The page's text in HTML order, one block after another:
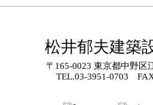
松井郁夫建築
〒165-0023 東京都中野区
TEL.03-3951-0703